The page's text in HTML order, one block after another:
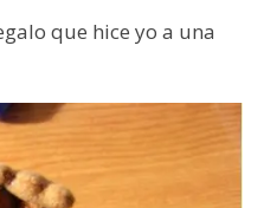
que hice yo a una